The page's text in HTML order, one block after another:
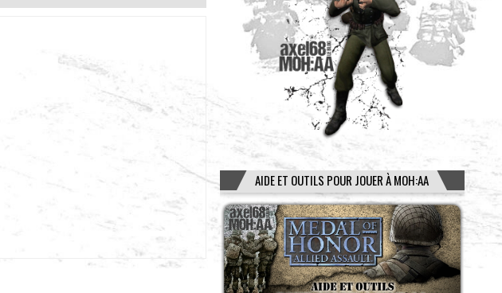
AIDE ET OUTILS POUR JOUER À MOH:AA